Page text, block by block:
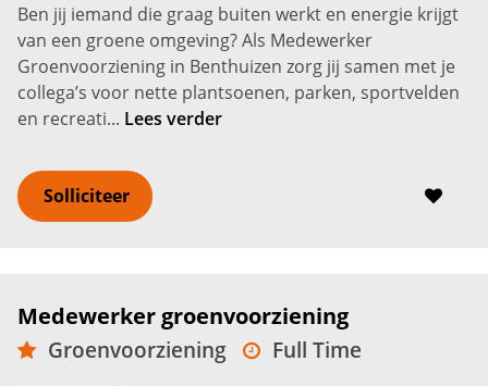
Ben jij iemand die graag buiten werkt en energie krijgt
van een groene omgeving? Als Medewerker
Groenvoorziening in Benthuizen zorg jij samen met je
collega’s voor nette plantsoenen, parken, sportvelden
en recreati... Lees verder
Solliciteer
Medewerker groenvoorziening
Groenvoorziening
Full Time